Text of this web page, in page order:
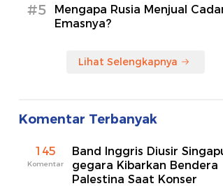
#5
Mengapa Rusia Menjual
Emasnya?
Lihat Selengkapnya
Komentar Terbanyak
145
Komentar
Band Inggris Diusir
gegara Kibarkan Bendera
Palestina Saat Konser